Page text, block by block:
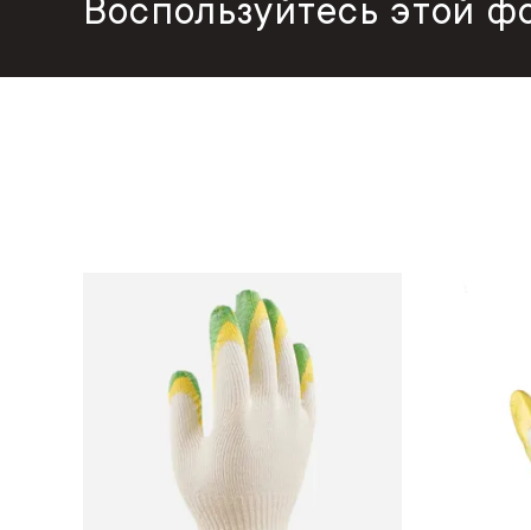
Воспользуйтесь этой